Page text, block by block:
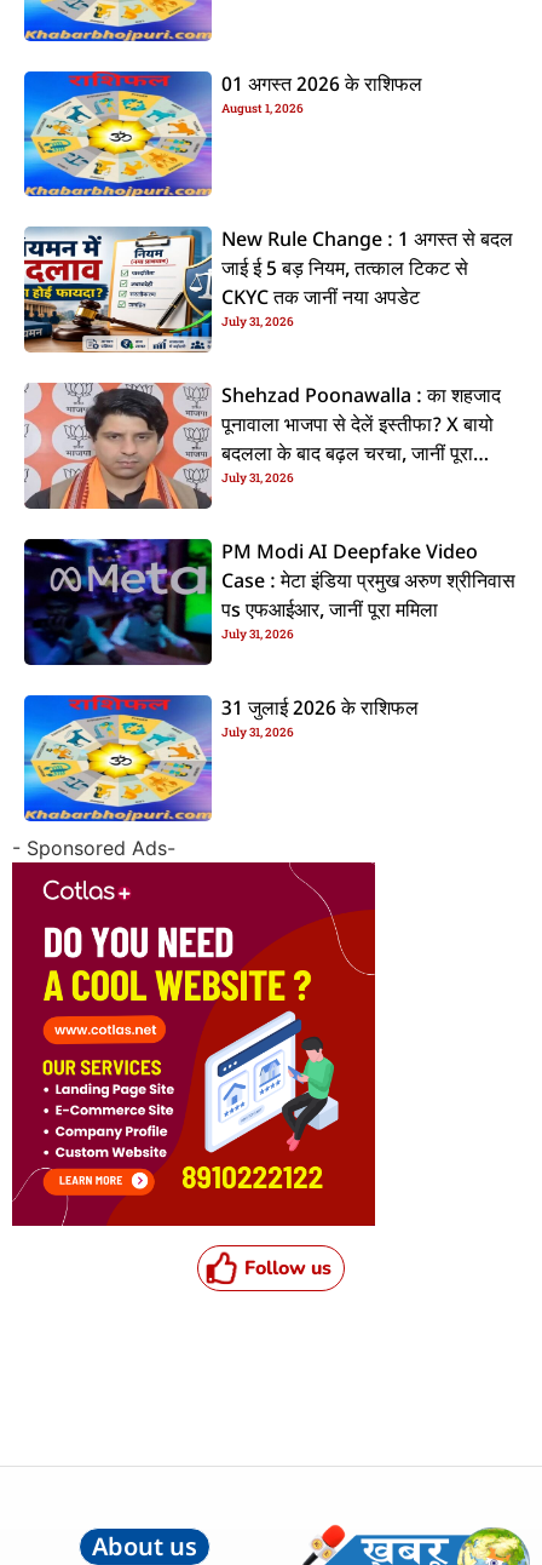
01 अगस्त 2026 के राशिफल
August 1, 2026
New Rule Change : 1 अगस्त से बदल
जाई ई 5 बड़ नियम, तत्काल टिकट से
CKYC तक जानीं नया अपडेट
July 31, 2026
Shehzad Poonawalla : का शहजाद
पूनावाला भाजपा से देलें इस्तीफा? X बायो
बदलला के बाद बढ़ल चरचा, जानीं पूरा
ममिला
July 31, 2026
PM Modi AI Deepfake Video
Case : मेटा इंडिया प्रमुख अरुण श्रीनिवास
पs एफआईआर, जानीं पूरा ममिला
July 31, 2026
31 जुलाई 2026 के राशिफल
July 31, 2026
- Sponsored Ads-
Follow us
About us